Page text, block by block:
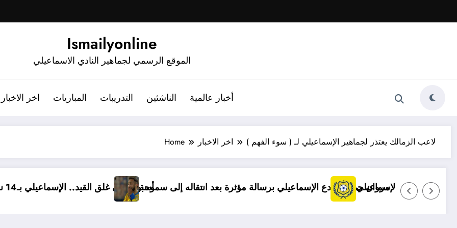
Ismailyonline
الموقع الرسمي لجماهير النادي الاسماعيلي
اخر الاخبار المباريات التدريبات الناشئين أخبار عالمية
Home اخر الاخبار لاعب الزمالك يعتذر لجماهير الإسماعيلي لـ ( سوء الفهم )
أسبوع على غلق القيد.. الإسماعيلي بـ14 ناشئًامروان حمدي يودع الإسماعيلي برسالة مؤثرة بعد انتقاله إلى سموحةتوضيح مهم بشأن قضايا الإسماعيلي